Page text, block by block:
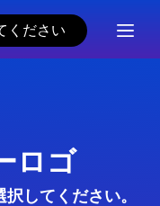
ください
ロゴ
してください。